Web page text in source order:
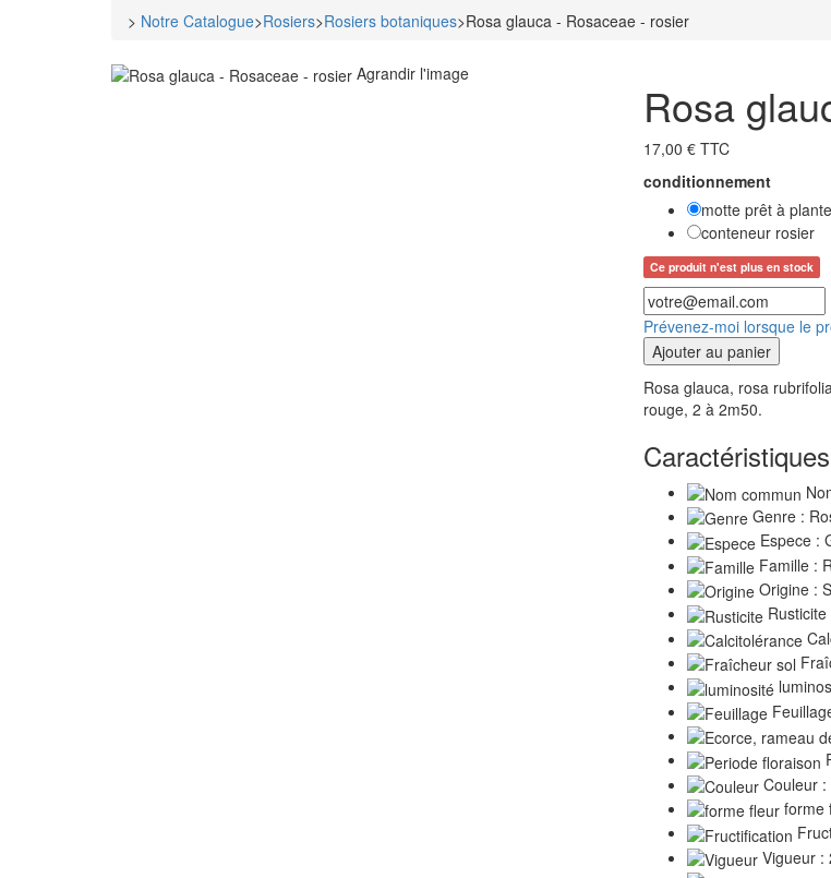
> Notre Catalogue>Rosiers>Rosiers botaniques>Rosa glauca - Rosaceae - rosier
Agrandir l'image
Rosa
17,00 € TTC
conditionnement
motte prêt à
conteneur rosier
Ce produit n'est plus en stock
Prévenez-moi lorsque le
Ajouter au panier
Rosa glauca, rosa
rouge, 2 à 2m50.
Genre :
Espece :
Famille :
Origine :
Rusticite
Couleur :
forme
Vigueur :